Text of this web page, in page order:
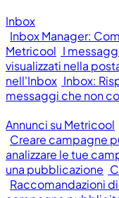
Inbox
Inbox Manager:
Metricool I
visualizzati nella
nell'Inbox Inbox:
messaggi che non
Annunci su Metricool
Creare campagne
analizzare le tue
una pubblicazione
Raccomandazioni